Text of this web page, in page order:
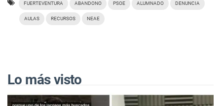
FUERTEVENTURA ABANDONO PSOE ALUMNADO DENUNCIA
AULAS RECURSOS NEAE
Lo más visto